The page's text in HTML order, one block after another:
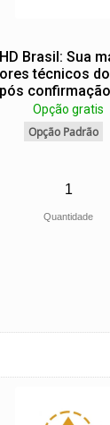
Brasil: Sua
técnicos
Opção gratis
Opção Padrão
Quantidade